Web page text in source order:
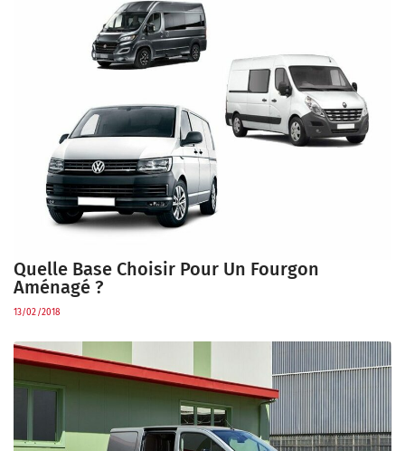
Quelle Base Choisir Pour Un Fourgon
Aménagé ?
13/02/2018